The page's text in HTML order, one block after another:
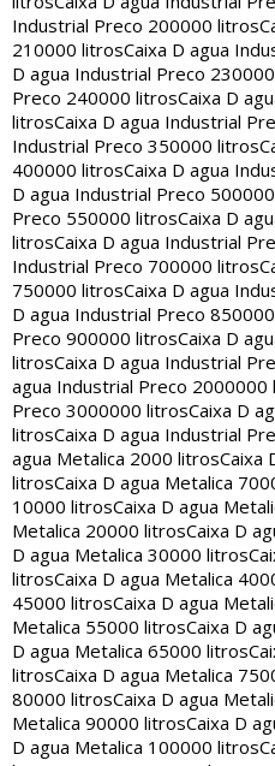
Industrial Preco 200000 litros
210000 litrosCaixa D agua
D agua Industrial Preco
Preco 240000 litrosCaixa D
litrosCaixa D agua Industrial
Industrial Preco 350000 litros
400000 litrosCaixa D agua
D agua Industrial Preco
Preco 550000 litrosCaixa D
litrosCaixa D agua Industrial
Industrial Preco 700000 litros
750000 litrosCaixa D agua
D agua Industrial Preco
Preco 900000 litrosCaixa D
litrosCaixa D agua Industrial
agua Industrial Preco 2000000
Preco 3000000 litrosCaixa D
litrosCaixa D agua Industrial
agua Metalica 2000 litrosCaixa
litrosCaixa D agua Metalica
10000 litrosCaixa D agua
Metalica 20000 litrosCaixa D
D agua Metalica 30000 litros
litrosCaixa D agua Metalica
45000 litrosCaixa D agua
Metalica 55000 litrosCaixa D
D agua Metalica 65000 litros
litrosCaixa D agua Metalica
80000 litrosCaixa D agua
Metalica 90000 litrosCaixa D
D agua Metalica 100000 litros